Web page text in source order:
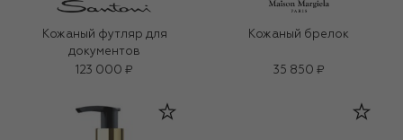
Кожаный футляр для
документов
123 000 ₽
Кожаный брелок
35 850 ₽